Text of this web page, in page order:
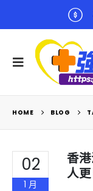
HOME BLOG
02
1 月
香
人